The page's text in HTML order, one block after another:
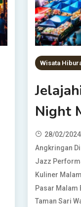
Wisata
Night
28/02/2024
Angkringan
Jazz
Kuliner
Pasar
Taman Sari